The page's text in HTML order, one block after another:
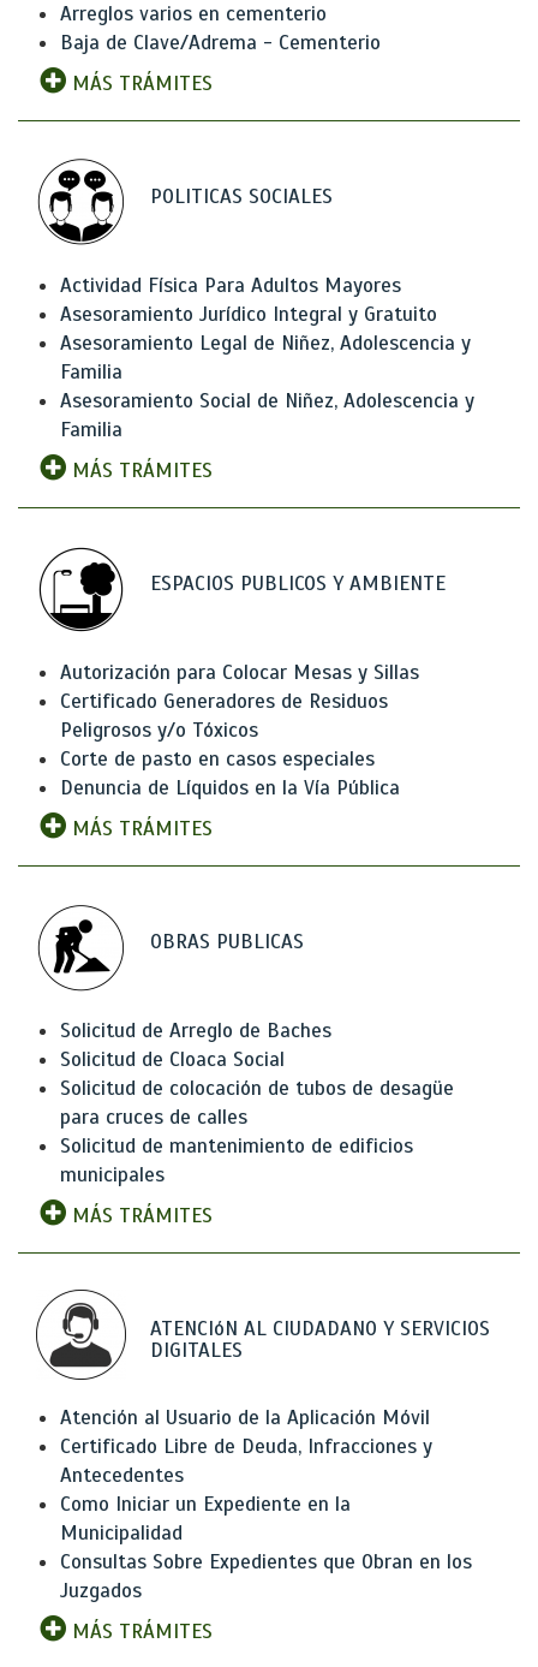
Arreglos varios en cementerio
Baja de Clave/Adrema - Cementerio
MÁS TRÁMITES
POLITICAS SOCIALES
Actividad Física Para Adultos Mayores
Asesoramiento Jurídico Integral y Gratuito
Asesoramiento Legal de Niñez, Adolescencia y
Familia
Asesoramiento Social de Niñez, Adolescencia y
Familia
MÁS TRÁMITES
ESPACIOS PUBLICOS Y AMBIENTE
Autorización para Colocar Mesas y Sillas
Certificado Generadores de Residuos
Peligrosos y/o Tóxicos
Corte de pasto en casos especiales
Denuncia de Líquidos en la Vía Pública
MÁS TRÁMITES
OBRAS PUBLICAS
Solicitud de Arreglo de Baches
Solicitud de Cloaca Social
Solicitud de colocación de tubos de desagüe
para cruces de calles
Solicitud de mantenimiento de edificios
municipales
MÁS TRÁMITES
ATENCIóN AL CIUDADANO Y SERVICIOS
DIGITALES
Atención al Usuario de la Aplicación Móvil
Certificado Libre de Deuda, Infracciones y
Antecedentes
Como Iniciar un Expediente en la
Municipalidad
Consultas Sobre Expedientes que Obran en los
Juzgados
MÁS TRÁMITES